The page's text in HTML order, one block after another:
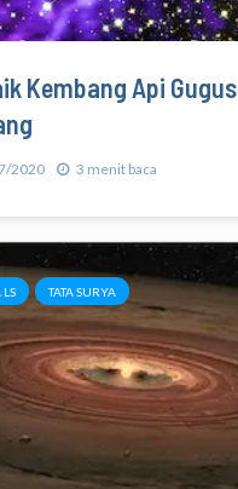
Kembang Api Gugus
2020 3 menit baca
LS TATA SURYA